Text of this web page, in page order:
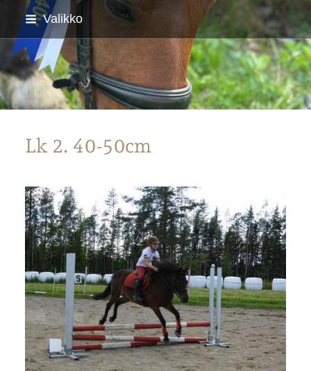
Siirry
sivun
sisältöön
Valikko
Parkanon Ratsastajat
Lk 2. 40-50cm